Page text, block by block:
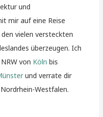
und
mir auf eine Reise
vielen versteckten
überzeugen. Ich
von Köln bis
und verrate dir
Westfalen.